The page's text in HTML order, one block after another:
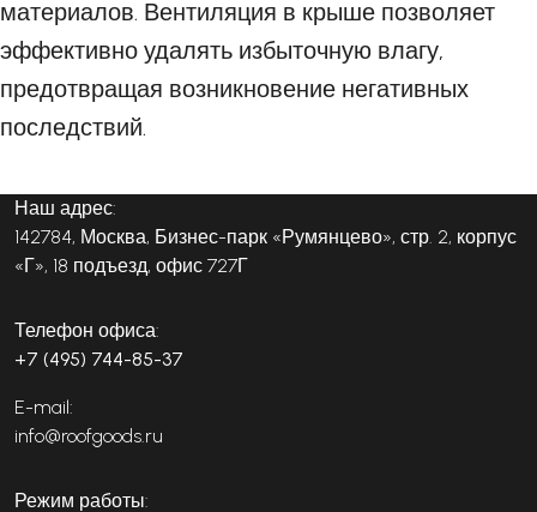
материалов. Вентиляция в крыше позволяет
эффективно удалять избыточную влагу,
предотвращая возникновение негативных
последствий.
Наш адрес:
142784, Москва, Бизнес-парк «Румянцево», стр. 2, корпус
«Г», 18 подъезд, офис 727Г
Телефон офиса:
+7 (495) 744-85-37
E-mail:
info@roofgoods.ru
Режим работы: